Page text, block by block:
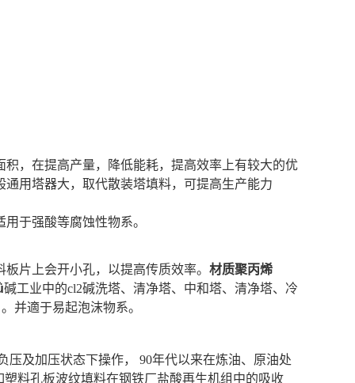
，在提高产量，降低能耗，提高效率上有较大的优
用塔器大，取代散装塔填料，可提高生产能力
于强酸等腐蚀性物系。
片上会开小孔，以提高传质效率。 材质聚丙烯
碱工业中的cl2碱洗塔、清净塔、中和塔、清净塔、冷
并適于易起泡沫物系。
压及加压状态下操作， 90年代以来在炼油、原油处
料孔板波纹填料在钢铁厂盐酸再生机组中的吸收